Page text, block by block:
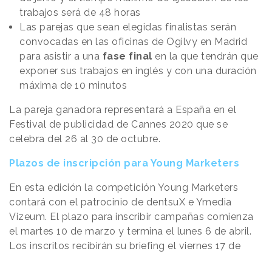
trabajos será de 48 horas
Las parejas que sean elegidas finalistas serán
convocadas en las oficinas de Ogilvy en Madrid
para asistir a una fase final en la que tendrán que
exponer sus trabajos en inglés y con una duración
máxima de 10 minutos
La pareja ganadora representará a España en el
Festival de publicidad de Cannes 2020 que se
celebra del 26 al 30 de octubre.
Plazos de inscripción para Young Marketers
En esta edición la competición Young Marketers
contará con el patrocinio de dentsuX e Ymedia
Vizeum. El plazo para inscribir campañas comienza
el martes 10 de marzo y termina el lunes 6 de abril.
Los inscritos recibirán su briefing el viernes 17 de